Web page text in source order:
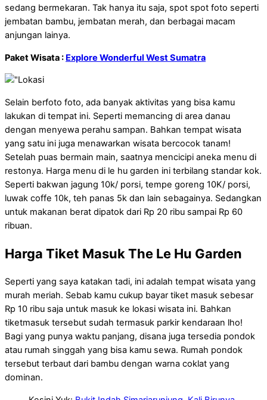
sedang bermekaran. Tak hanya itu saja, spot spot foto seperti
jembatan bambu, jembatan merah, dan berbagai macam
anjungan lainya.
Paket Wisata : Explore Wonderful West Sumatra
Selain berfoto foto, ada banyak aktivitas yang bisa kamu
lakukan di tempat ini. Seperti memancing di area danau
dengan menyewa perahu sampan. Bahkan tempat wisata
yang satu ini juga menawarkan wisata bercocok tanam!
Setelah puas bermain main, saatnya mencicipi aneka menu di
restonya. Harga menu di le hu garden ini terbilang standar kok.
Seperti bakwan jagung 10k/ porsi, tempe goreng 10K/ porsi,
luwak coffe 10k, teh panas 5k dan lain sebagainya. Sedangkan
untuk makanan berat dipatok dari Rp 20 ribu sampai Rp 60
ribuan.
Harga Tiket Masuk The Le Hu Garden
Seperti yang saya katakan tadi, ini adalah tempat wisata yang
murah meriah. Sebab kamu cukup bayar tiket masuk sebesar
Rp 10 ribu saja untuk masuk ke lokasi wisata ini. Bahkan
tiketmasuk tersebut sudah termasuk parkir kendaraan lho!
Bagi yang punya waktu panjang, disana juga tersedia pondok
atau rumah singgah yang bisa kamu sewa. Rumah pondok
tersebut terbaut dari bambu dengan warna coklat yang
dominan.